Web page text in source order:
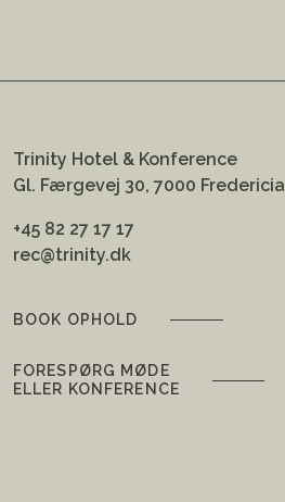
Trinity Hotel & Konference
Gl. Færgevej 30, 7000 Fredericia
+45 82 27 17 17
rec@trinity.dk
BOOK OPHOLD
FORESPØRG MØDE
ELLER KONFERENCE